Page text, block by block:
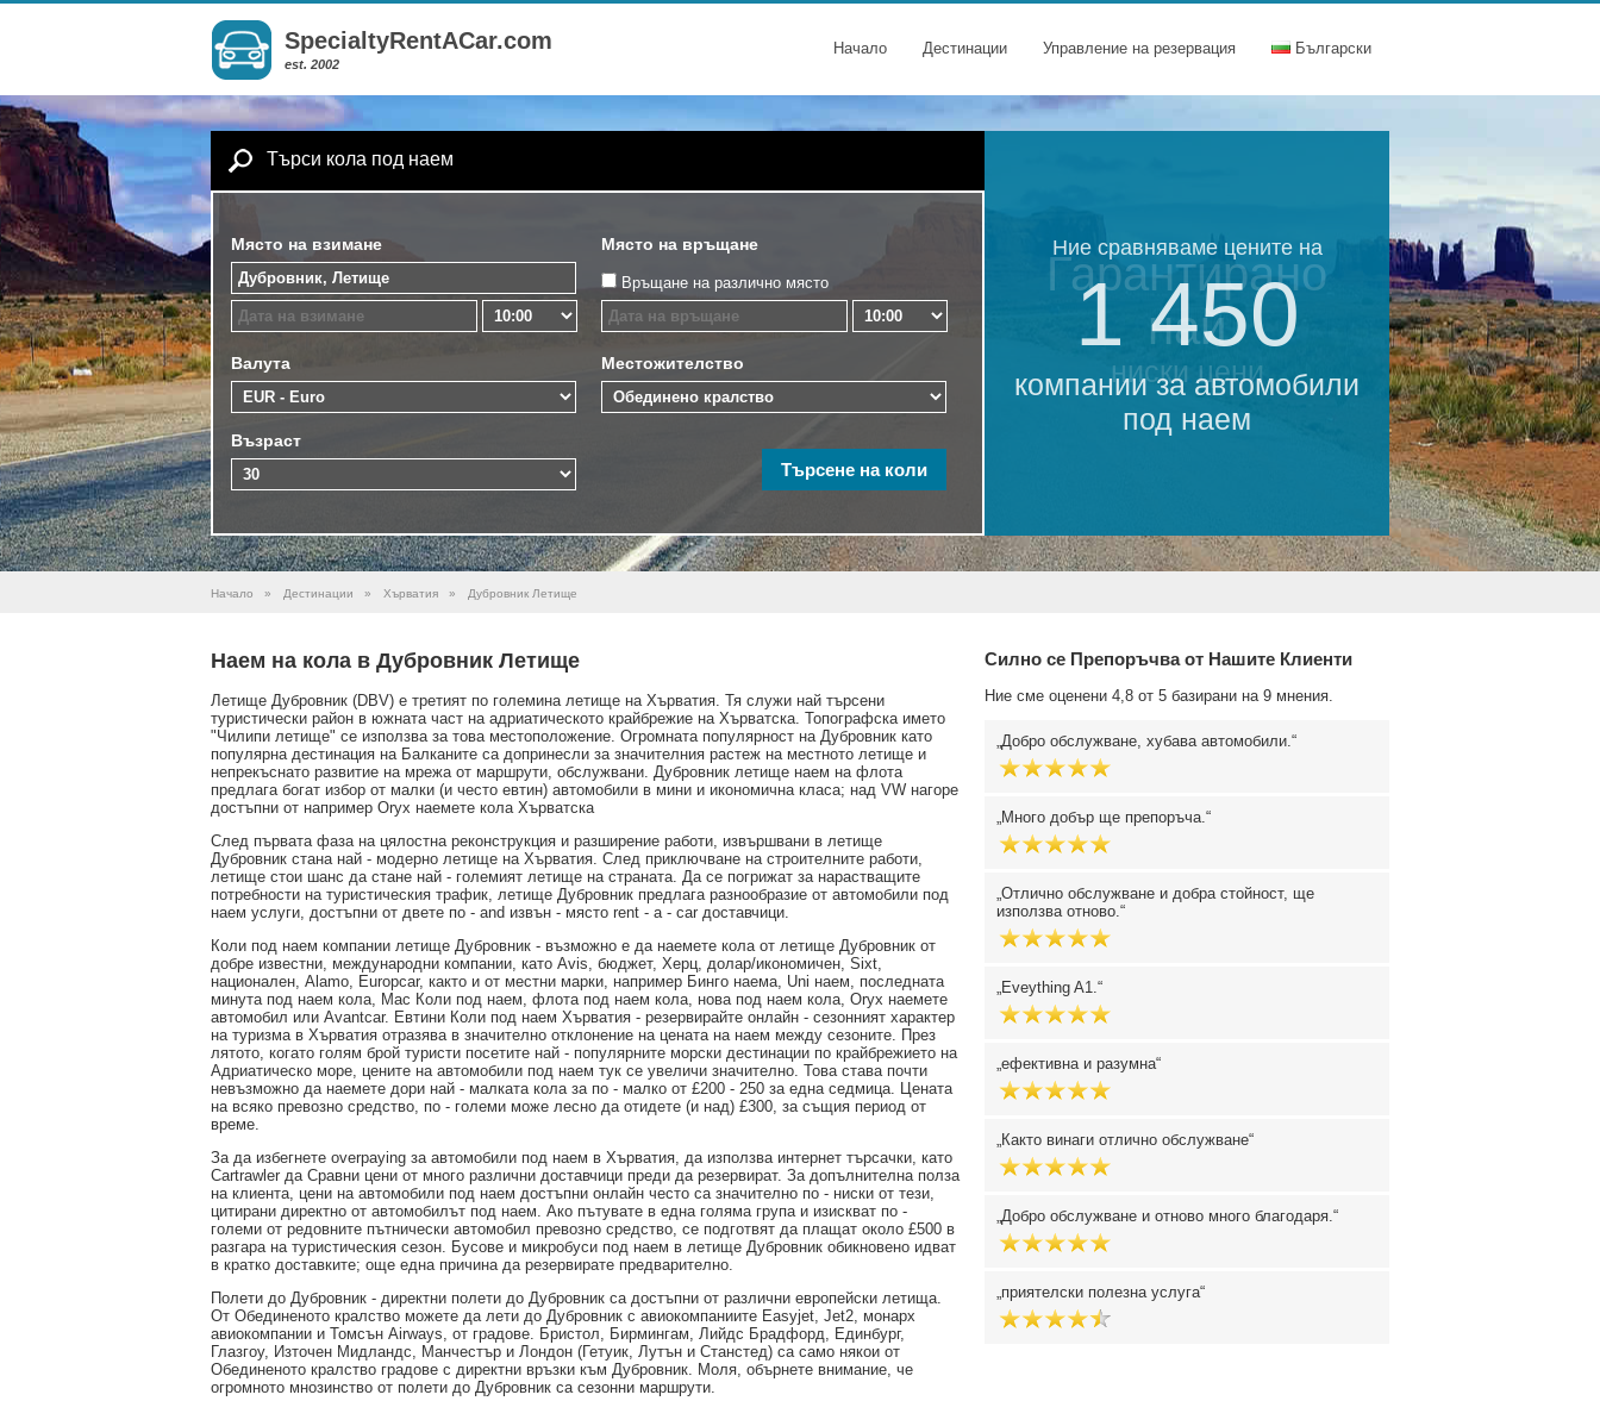
SpecialtyRentACar.com
est. 2002
Начало Дестинации Управление на резервация Български
Търси кола под наем
Място на взимане Място на връщане
Връщане на различно място
Валута Местожителство
Възраст
Ние сравняваме цените на
1 450
компании за автомобили
под наем
Гарантирано
най
ниски цени
Начало » Дестинации » Хърватия » Дубровник Летище
Наем на кола в Дубровник Летище
Летище Дубровник (DBV) е третият по големина летище на Хърватия. Тя служи най търсени
туристически район в южната част на адриатическото крайбрежие на Хърватска. Топографска името
"Чилипи летище" се използва за това местоположение. Огромната популярност на Дубровник като
популярна дестинация на Балканите са допринесли за значителния растеж на местното летище и
непрекъснато развитие на мрежа от маршрути, обслужвани. Дубровник летище наем на флота
предлага богат избор от малки (и често евтин) автомобили в мини и икономична класа; над VW нагоре
достъпни от например Oryx наемете кола Хърватска
След първата фаза на цялостна реконструкция и разширение работи, извършвани в летище
Дубровник стана най - модерно летище на Хърватия. След приключване на строителните работи,
летище стои шанс да стане най - големият летище на страната. Да се погрижат за нарастващите
потребности на туристическия трафик, летище Дубровник предлага разнообразие от автомобили под
наем услуги, достъпни от двете по - and извън - място rent - a - car доставчици.
Коли под наем компании летище Дубровник - възможно е да наемете кола от летище Дубровник от
добре известни, международни компании, като Avis, бюджет, Херц, долар/икономичен, Sixt,
национален, Alamo, Europcar, както и от местни марки, например Бинго наема, Uni наем, последната
минута под наем кола, Mac Коли под наем, флота под наем кола, нова под наем кола, Oryx наемете
автомобил или Avantcar. Евтини Коли под наем Хърватия - резервирайте онлайн - сезонният характер
на туризма в Хърватия отразява в значително отклонение на цената на наем между сезоните. През
лятото, когато голям брой туристи посетите най - популярните морски дестинации по крайбрежието на
Адриатическо море, цените на автомобили под наем тук се увеличи значително. Това става почти
невъзможно да наемете дори най - малката кола за по - малко от £200 - 250 за една седмица. Цената
на всяко превозно средство, по - големи може лесно да отидете (и над) £300, за същия период от
време.
За да избегнете overpaying за автомобили под наем в Хърватия, да използва интернет търсачки, като
Cartrawler да Сравни цени от много различни доставчици преди да резервират. За допълнителна полза
на клиента, цени на автомобили под наем достъпни онлайн често са значително по - ниски от тези,
цитирани директно от автомобилът под наем. Ако пътувате в една голяма група и изискват по -
големи от редовните пътнически автомобил превозно средство, се подготвят да плащат около £500 в
разгара на туристическия сезон. Бусове и микробуси под наем в летище Дубровник обикновено идват
в кратко доставките; още една причина да резервирате предварително.
Полети до Дубровник - директни полети до Дубровник са достъпни от различни европейски летища.
От Обединеното кралство можете да лети до Дубровник с авиокомпаниите Easyjet, Jet2, монарх
авиокомпании и Томсън Airways, от градове. Бристол, Бирмингам, Лийдс Брадфорд, Единбург,
Глазгоу, Източен Мидландс, Манчестър и Лондон (Гетуик, Лутън и Станстед) са само някои от
Обединеното кралство градове с директни връзки към Дубровник. Моля, обърнете внимание, че
огромното мнозинство от полети до Дубровник са сезонни маршрути.
Силно се Препоръчва от Нашите Клиенти
Ние сме оценени 4,8 от 5 базирани на 9 мнения.
Добро обслужване, хубава автомобили.
Много добър ще препоръча.
Отлично обслужване и добра стойност, ще
използва отново.
Eveything A1.
ефективна и разумна
Както винаги отлично обслужване
Добро обслужване и отново много благодаря.
приятелски полезна услуга